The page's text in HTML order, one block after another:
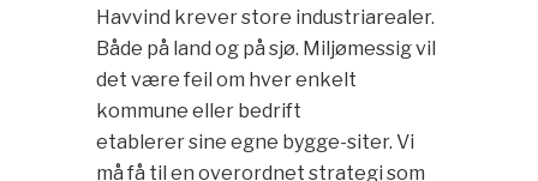
Havvind krever store industriarealer.
Både på land og på sjø. Miljømessig vil
det være feil om hver enkelt
kommune eller bedrift
etablerer sine egne bygge-siter. Vi
må få til en overordnet strategi som